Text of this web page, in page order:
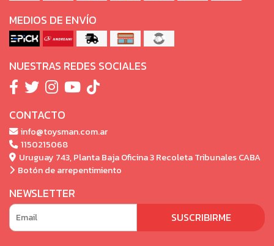
MEDIOS DE ENVÍO
NUESTRAS REDES SOCIALES
CONTACTO
info@toysman.com.ar
1150215068
Uruguay 743, Planta Baja Oficina 3 Recoleta Tribunales CABA
Botón de arrepentimiento
NEWSLETTER
SUSCRIBIRME